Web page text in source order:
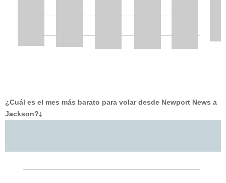
¿Cuál es el mes más barato para volar desde Newport News a
Jackson?‡